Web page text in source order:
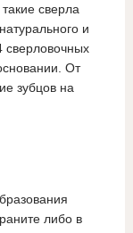
сверла
и
сверловочных
От
зубцов на
либо в